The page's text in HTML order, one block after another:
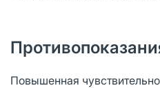
Повышенная